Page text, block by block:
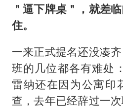
＂逼下牌桌＂，就差
住。
一来正式提名还没凑
班的几位都各有难处
雷纳还在因为公寓印
查，去年已经辞过一